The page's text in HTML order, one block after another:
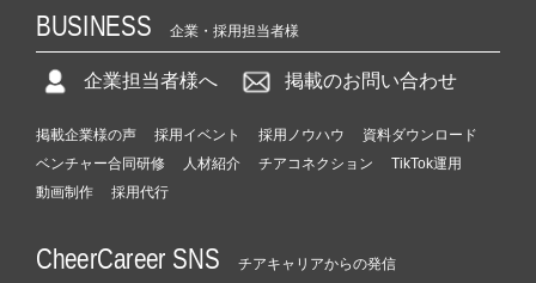
BUSINESS 企業・採用担当者様
企業担当者様へ 掲載のお問い合わせ
掲載企業様の声 採用イベント 採用ノウハウ
資料ダウンロード
ベンチャー合同研修
人材紹介 チアコネクション
TikTok運用
動画制作
採用代行
CheerCareer SNS チアキャリアからの発信